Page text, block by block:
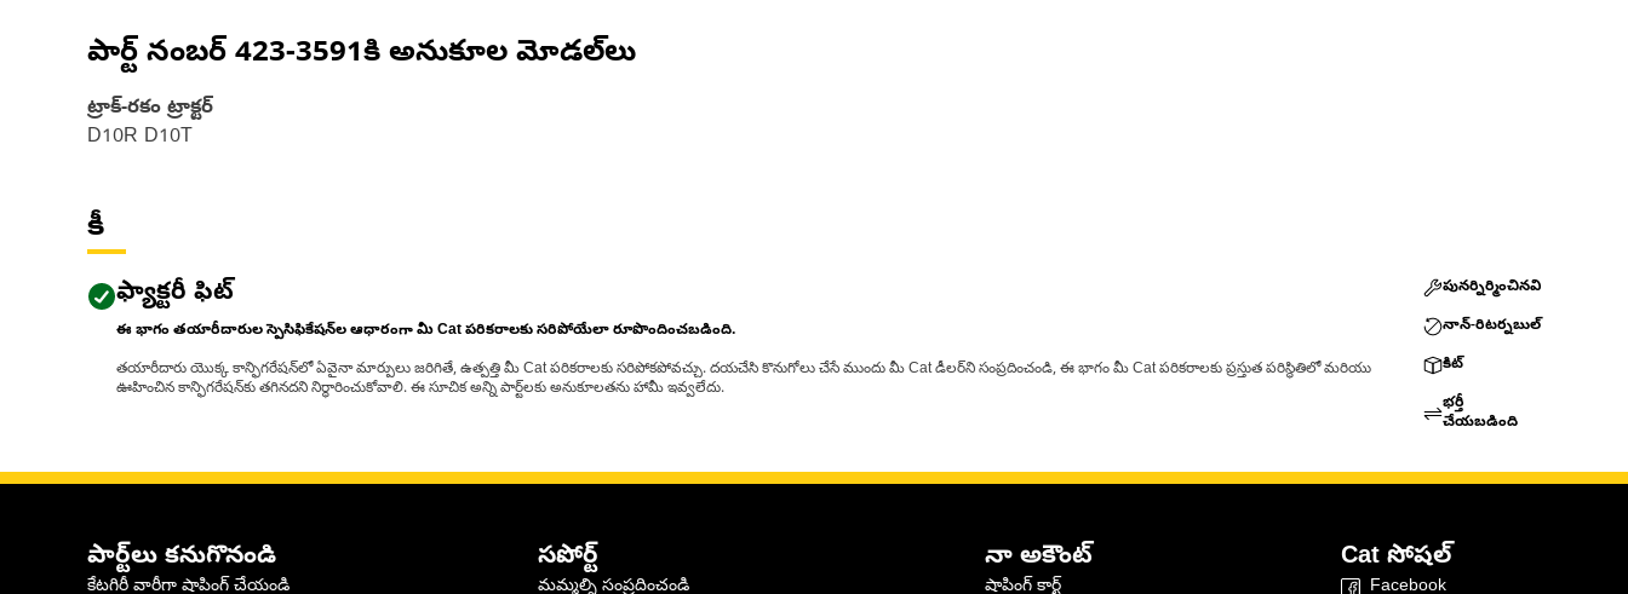
పార్ట్ నంబర్ 423-3591కి అనుకూల మోడల్‌లు
ట్రాక్-రకం ట్రాక్టర్‌
D10R D10T
కీ
ఫ్యాక్టరీ ఫిట్
ఈ భాగం తయారీదారుల స్పెసిఫికేషన్‌ల ఆధారంగా మీ Cat పరికరాలకు సరిపోయేలా రూపొందించబడింది.
తయారీదారు యొక్క కాన్ఫిగరేషన్‌లో ఏవైనా మార్పులు జరిగితే, ఉత్పత్తి మీ Cat పరికరాలకు సరిపోకపోవచ్చు. దయచేసి కొనుగోలు చేసే ముందు మీ Cat డీలర్‌ని సంప్రదించండి, ఈ భాగం మీ Cat పరికరాలకు ప్రస్తుత పరిస్థితిలో మరియు
ఊహించిన కాన్ఫిగరేషన్‌కు తగినదని నిర్ధారించుకోవాలి. ఈ సూచిక అన్ని పార్ట్‌లకు అనుకూలతను హామీ ఇవ్వలేదు.
పునర్నిర్మించినవి
నాన్-రిటర్నబుల్
కిట్
భర్తీ
చేయబడింది
పార్ట్‌లు కనుగొనండి
కేటగిరీ వారీగా షాపింగ్ చేయండి
సపోర్ట్
మమ్మల్ని సంప్రదించండి
నా అకౌంట్
షాపింగ్ కార్ట్
Cat సోషల్
Facebook